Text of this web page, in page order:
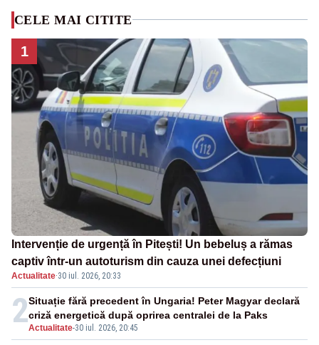
CELE MAI CITITE
1
Intervenție de urgență în Pitești! Un bebeluș a rămas
captiv într-un autoturism din cauza unei defecțiuni
Actualitate·30 iul. 2026, 20:33
2Actualitate-30 iul. 2026, 20:45
Situație fără precedent în Ungaria! Peter Magyar declară
criză energetică după oprirea centralei de la Paks